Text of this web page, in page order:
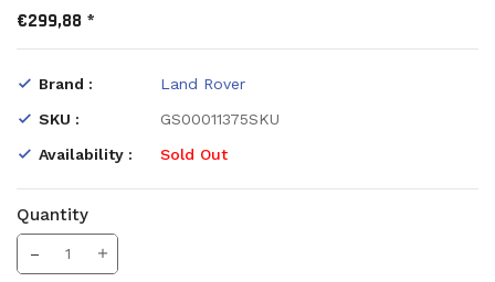
€299,88 *
Brand :
Land Rover
SKU :
GS00011375SKU
Availability :
Sold Out
Quantity
Translation missing: en.products.product.decrease
Increase Quantity